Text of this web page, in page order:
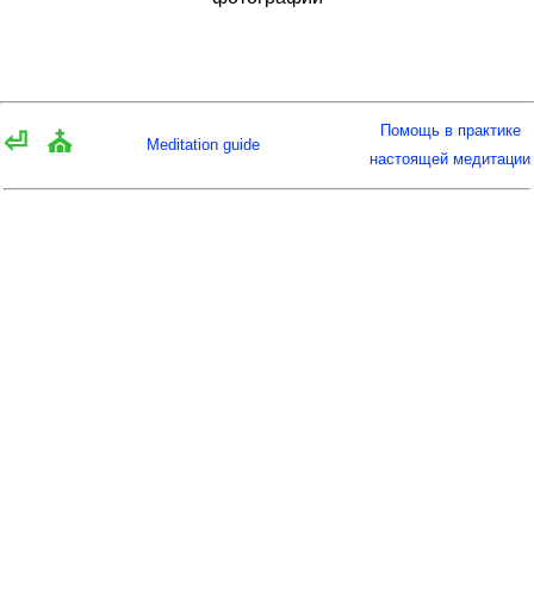
⏎ ⛪ Meditation guide
Помощь в практике
настоящей медитации